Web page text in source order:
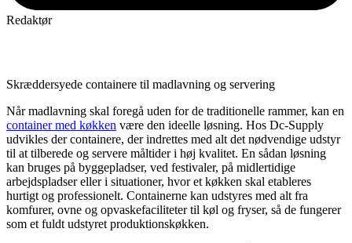
Redaktør
Skræddersyede containere til madlavning og servering
Når madlavning skal foregå uden for de traditionelle rammer, kan en
container med køkken være den ideelle løsning. Hos Dc-Supply
udvikles der containere, der indrettes med alt det nødvendige udstyr
til at tilberede og servere måltider i høj kvalitet. En sådan løsning
kan bruges på byggepladser, ved festivaler, på midlertidige
arbejdspladser eller i situationer, hvor et køkken skal etableres
hurtigt og professionelt. Containerne kan udstyres med alt fra
komfurer, ovne og opvaskefaciliteter til køl og fryser, så de fungerer
som et fuldt udstyret produktionskøkken.